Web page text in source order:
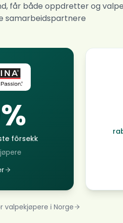
får både oppdretter og
samarbeidspartnere
fôrsekk
i Norge